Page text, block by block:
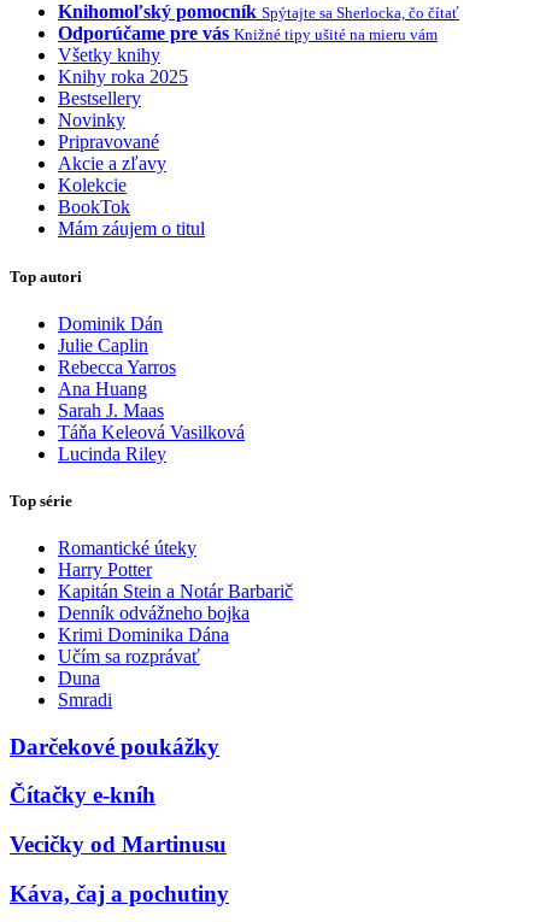
Knihomoľský pomocník Spýtajte sa Sherlocka, čo čítať
Odporúčame pre vás Knižné tipy ušité na mieru vám
Všetky knihy
Knihy roka 2025
Bestsellery
Novinky
Pripravované
Akcie a zľavy
Kolekcie
BookTok
Mám záujem o titul
Top autori
Dominik Dán
Julie Caplin
Rebecca Yarros
Ana Huang
Sarah J. Maas
Táňa Keleová Vasilková
Lucinda Riley
Top série
Romantické úteky
Harry Potter
Kapitán Stein a Notár Barbarič
Denník odvážneho bojka
Krimi Dominika Dána
Učím sa rozprávať
Duna
Smradi
Darčekové poukážky
Čítačky e-kníh
Vecičky od Martinusu
Káva, čaj a pochutiny